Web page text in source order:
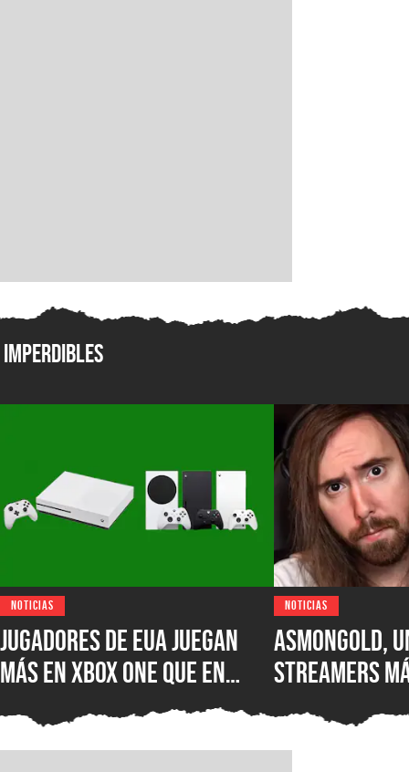
Imperdibles
NOTICIAS
Jugadores de EUA juegan
más en XBOX One que en
XBOX Series X|S: encuesta
muestra el desastre de
NOTICIAS
Asmongold,
streamers
del mundo,
Twitch por